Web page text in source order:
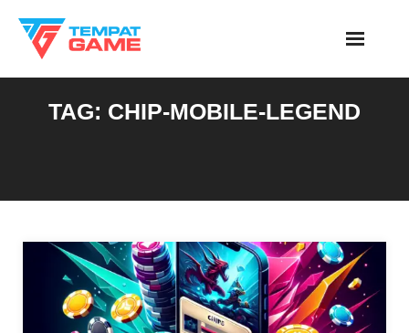
content
TAG: CHIP-MOBILE-LEGEND